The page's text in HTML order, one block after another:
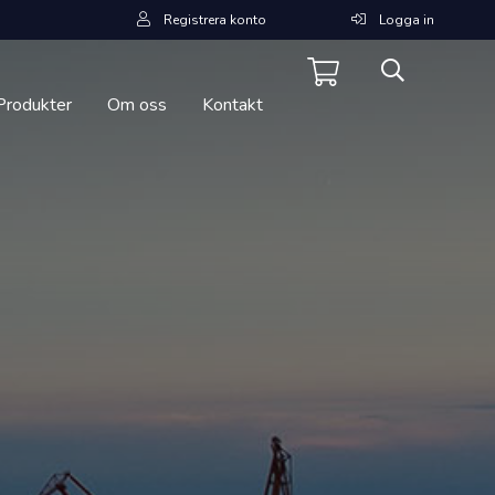
Registrera konto Logga in
Om oss Kontakt